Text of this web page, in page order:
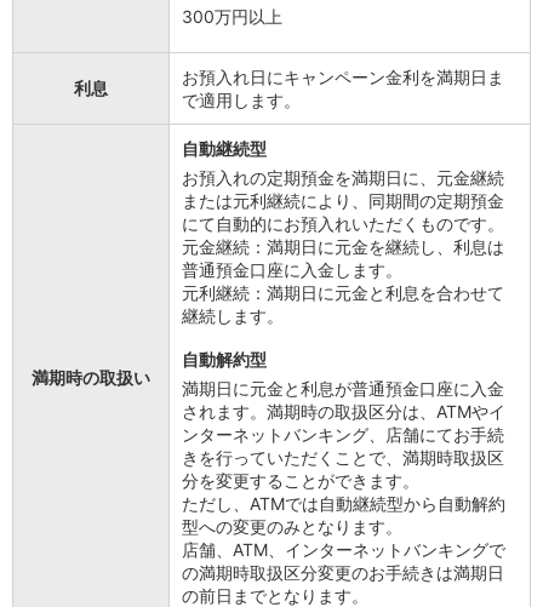
300万円以上
利息
お預入れ日にキャンペーン金利を満期日ま
で適用します。
満期時の取扱い
自動継続型
お預入れの定期預金を満期日に、元金継続
または元利継続により、同期間の定期預金
にて自動的にお預入れいただくものです。
元金継続：満期日に元金を継続し、利息は
普通預金口座に入金します。
元利継続：満期日に元金と利息を合わせて
継続します。
自動解約型
満期日に元金と利息が普通預金口座に入金
されます。満期時の取扱区分は、ATMやイ
ンターネットバンキング、店舗にてお手続
きを行っていただくことで、満期時取扱区
分を変更することができます。
ただし、ATMでは自動継続型から自動解約
型への変更のみとなります。
店舗、ATM、インターネットバンキングで
の満期時取扱区分変更のお手続きは満期日
の前日までとなります。